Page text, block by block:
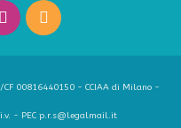
Instagram
RSS
00816440150 - CCIAA di Milano -
- PEC p.r.s@legalmail.it